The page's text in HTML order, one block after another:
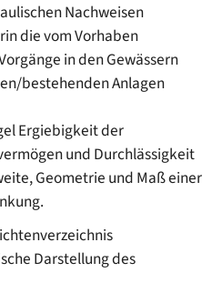
Nachweisen
die vom Vorhaben
in den Gewässern
bestehenden Anlagen
Ergiebigkeit der
und Durchlässigkeit
Geometrie und Maß einer
Darstellung des